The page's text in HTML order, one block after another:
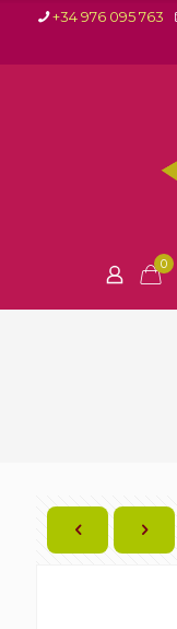
+34 976 095 763
0